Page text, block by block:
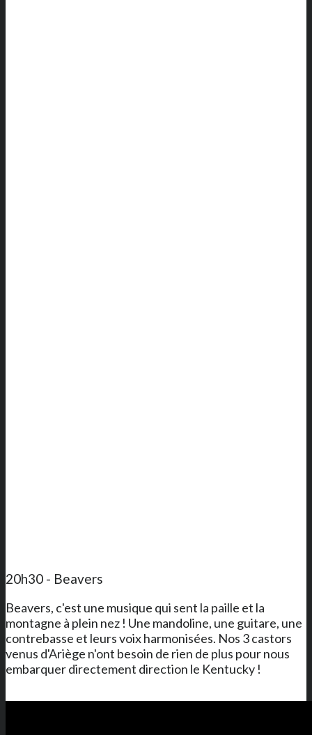
20h30 - Beavers
Beavers, c'est une musique qui sent la paille et la
montagne à plein nez ! Une mandoline, une guitare, une
contrebasse et leurs voix harmonisées. Nos 3 castors
venus d'Ariège n'ont besoin de rien de plus pour nous
embarquer directement direction le Kentucky !